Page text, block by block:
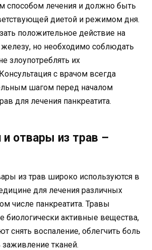
способом лечения и должно быть
диетой и режимом дня.
положительное действие на
но необходимо соблюдать
злоупотреблять их
с врачом всегда
шагом перед началом
для лечения панкреатита.
и отвары из трав –
из трав широко используются в
для лечения различных
числе панкреатита. Травы
биологически активные вещества,
снять воспаление, облегчить боль
заживление тканей.